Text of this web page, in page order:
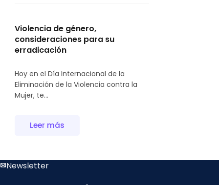
Violencia de género,
consideraciones para su
erradicación
Hoy en el Día Internacional de la
Eliminación de la Violencia contra la
Mujer, te...
Leer más